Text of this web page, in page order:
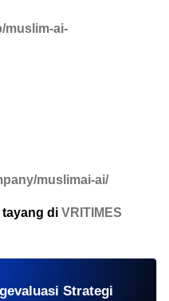
muslim-ai-
muslimai-ai/
tayang di VRITIMES
Strategi